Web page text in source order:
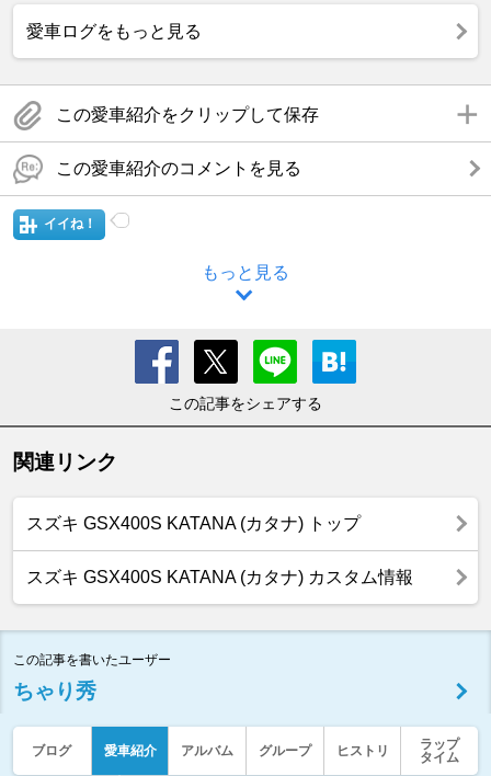
愛車ログをもっと見る
この愛車紹介をクリップして保存
この愛車紹介のコメントを見る
イイね！
もっと見る
この記事をシェアする
関連リンク
スズキ GSX400S KATANA (カタナ) トップ
スズキ GSX400S KATANA (カタナ) カスタム情報
この記事を書いたユーザー
ちゃり秀
ブログ 愛車紹介 アルバム グループ ヒストリ
ラップ
タイム